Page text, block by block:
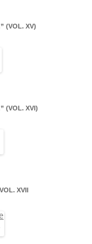
(VOL. XV)
(VOL. XVI)
XVII